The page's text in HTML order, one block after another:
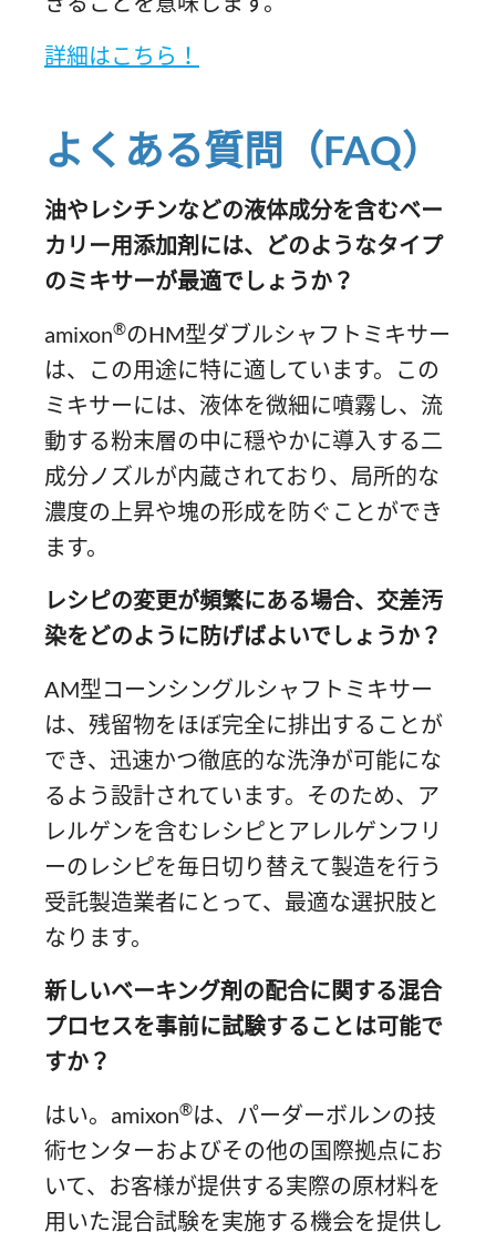
詳細はこちら！
よくある質問（FAQ）
油やレシチンなどの液体成分を含むベー
カリー用添加剤には、どのようなタイプ
のミキサーが最適でしょうか？
amixon®のHM型ダブルシャフトミキサー
は、この用途に特に適しています。この
ミキサーには、液体を微細に噴霧し、流
動する粉末層の中に穏やかに導入する二
成分ノズルが内蔵されており、局所的な
濃度の上昇や塊の形成を防ぐことができ
ます。
レシピの変更が頻繁にある場合、交差汚
染をどのように防げばよいでしょうか？
AM型コーンシングルシャフトミキサー
は、残留物をほぼ完全に排出することが
でき、迅速かつ徹底的な洗浄が可能にな
るよう設計されています。そのため、ア
レルゲンを含むレシピとアレルゲンフリ
ーのレシピを毎日切り替えて製造を行う
受託製造業者にとって、最適な選択肢と
なります。
新しいベーキング剤の配合に関する混合
プロセスを事前に試験することは可能で
すか？
はい。amixon®は、パーダーボルンの技
術センターおよびその他の国際拠点にお
いて、お客様が提供する実際の原材料を
用いた混合試験を実施する機会を提供し